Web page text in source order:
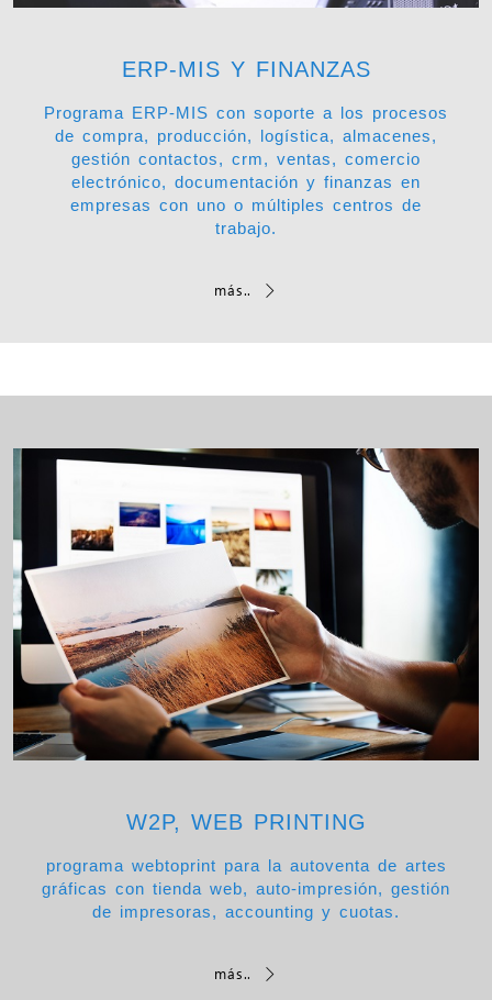
ERP-MIS Y FINANZAS
Programa ERP-MIS con soporte a los procesos
de compra, producción, logística, almacenes,
gestión contactos, crm, ventas, comercio
electrónico, documentación y finanzas en
empresas con uno o múltiples centros de
trabajo.
más..
W2P, WEB PRINTING
programa webtoprint para la autoventa de artes
gráficas con tienda web, auto-impresión, gestión
de impresoras, accounting y cuotas.
más..